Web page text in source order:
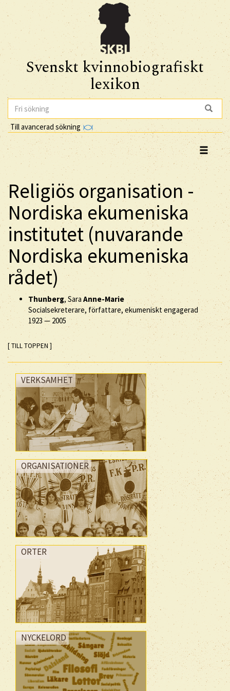
Svenskt kvinnobiografiskt
lexikon
Till avancerad sökning
Religiös organisation -
Nordiska ekumeniska
institutet (nuvarande
Nordiska ekumeniska
rådet)
Thunberg, Sara Anne-Marie
Socialsekreterare, författare, ekumeniskt engagerad
1923 — 2005
[ TILL TOPPEN ]
VERKSAMHET
ORGANISATIONER
ORTER
NYCKELORD